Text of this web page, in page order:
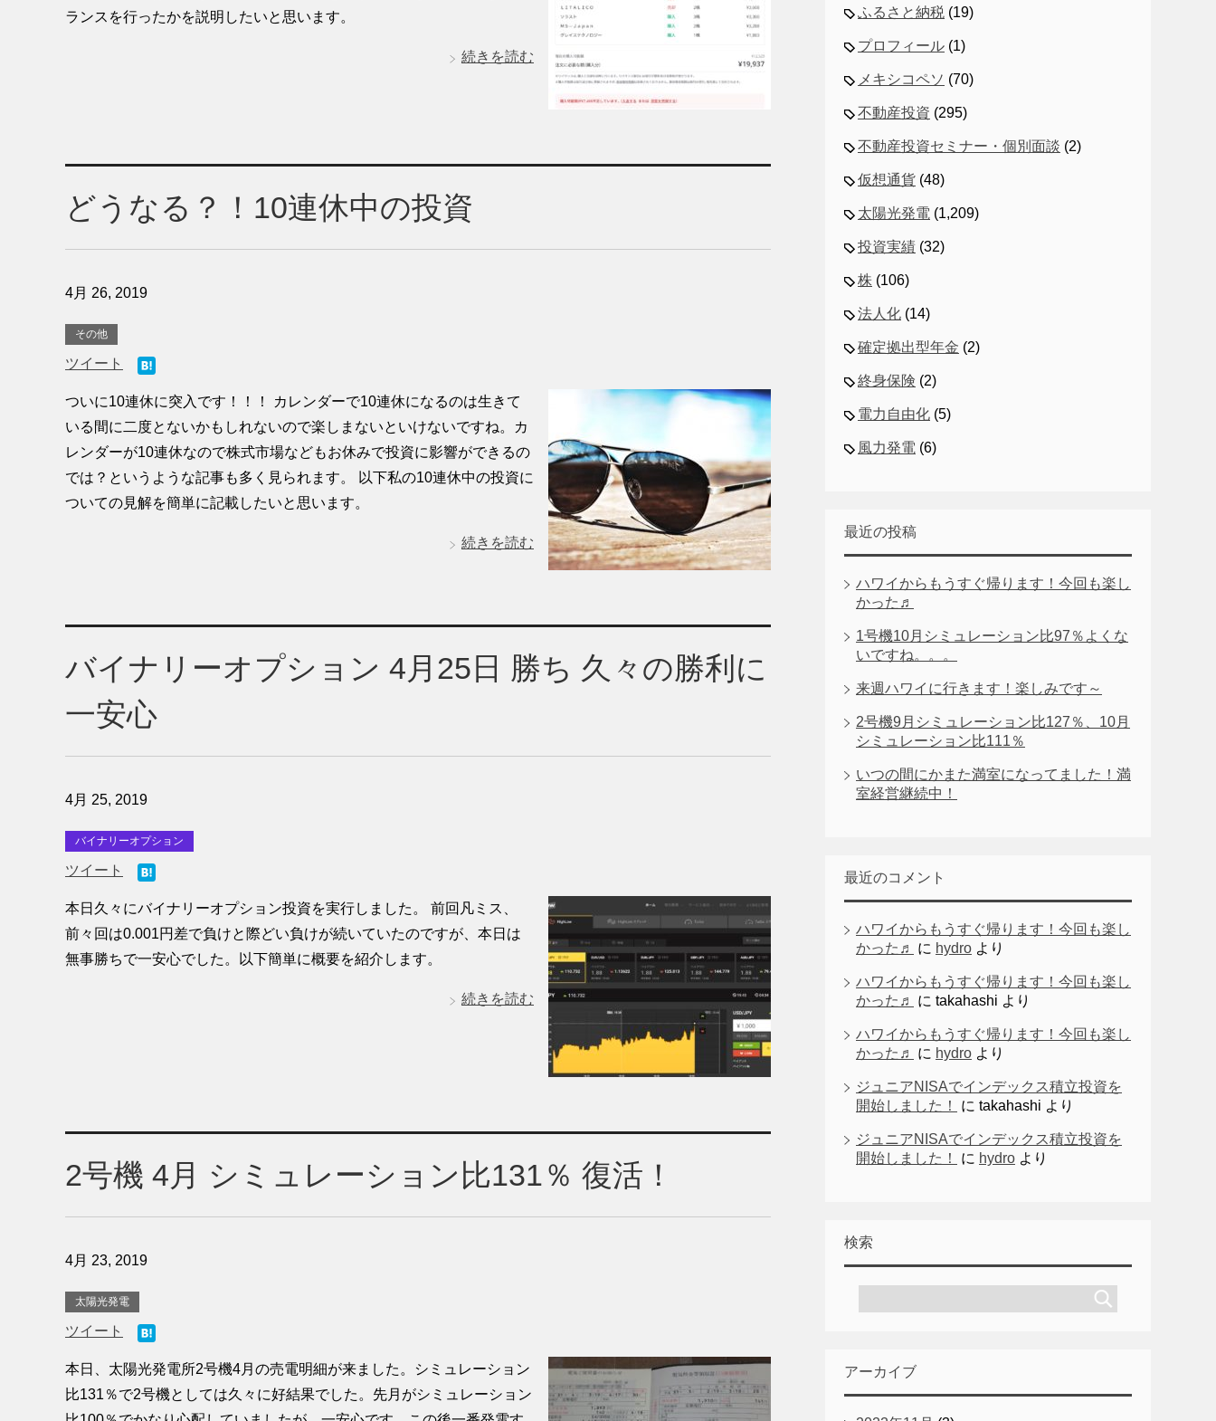
ランスを行ったかを説明したいと思います。
続きを読む
どうなる？！10連休中の投資
4月 26, 2019
その他
ツイート
ついに10連休に突入です！！！ カレンダーで10連休になるのは生きて
いる間に二度とないかもしれないので楽しまないといけないですね。カ
レンダーが10連休なので株式市場などもお休みで投資に影響ができるの
では？というような記事も多く見られます。 以下私の10連休中の投資に
ついての見解を簡単に記載したいと思います。
続きを読む
バイナリーオプション 4月25日 勝ち 久々の勝利に
一安心
4月 25, 2019
バイナリーオプション
ツイート
本日久々にバイナリーオプション投資を実行しました。 前回凡ミス、
前々回は0.001円差で負けと際どい負けが続いていたのですが、本日は
無事勝ちで一安心でした。以下簡単に概要を紹介します。
続きを読む
2号機 4月 シミュレーション比131％ 復活！
4月 23, 2019
太陽光発電
ツイート
本日、太陽光発電所2号機4月の売電明細が来ました。シミュレーション
比131％で2号機としては久々に好結果でした。先月がシミュレーション
ふるさと納税 (19)
プロフィール (1)
メキシコペソ (70)
不動産投資 (295)
不動産投資セミナー・個別面談 (2)
仮想通貨 (48)
太陽光発電 (1,209)
投資実績 (32)
株 (106)
法人化 (14)
確定拠出型年金 (2)
終身保険 (2)
電力自由化 (5)
風力発電 (6)
最近の投稿
ハワイからもうすぐ帰ります！今回も楽し
かった♬
1号機10月シミュレーション比97％よくな
いですね。。。
来週ハワイに行きます！楽しみです～
2号機9月シミュレーション比127％、10月
シミュレーション比111％
いつの間にかまた満室になってました！満
室経営継続中！
最近のコメント
ハワイからもうすぐ帰ります！今回も楽し
かった♬
に hydro より
ハワイからもうすぐ帰ります！今回も楽し
かった♬
に takahashi より
ハワイからもうすぐ帰ります！今回も楽し
かった♬
に hydro より
ジュニアNISAでインデックス積立投資を
開始しました！
に takahashi より
ジュニアNISAでインデックス積立投資を
開始しました！
に hydro より
検索
アーカイブ